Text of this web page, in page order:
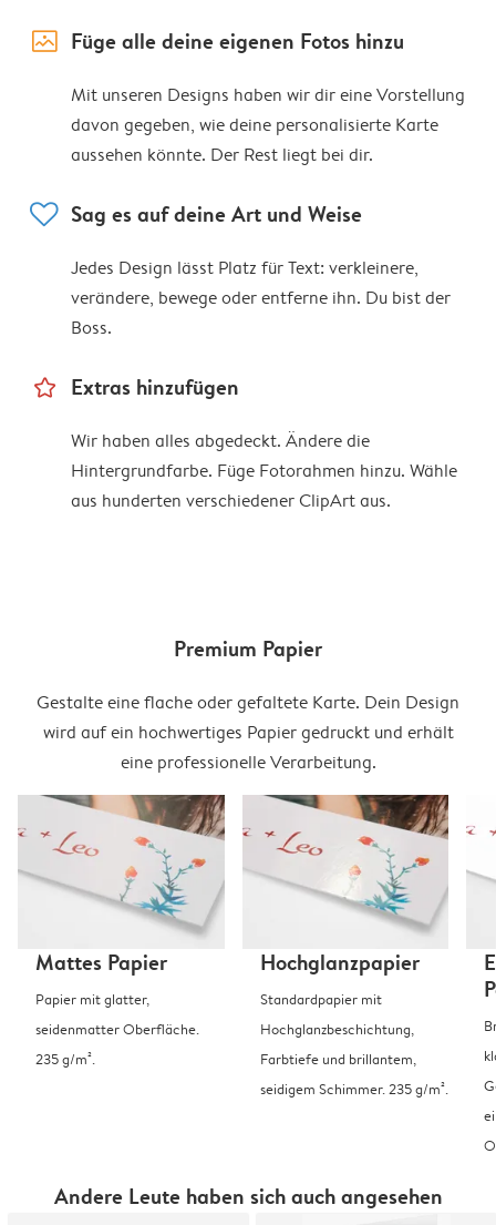
image_placeholder Füge alle deine eigenen Fotos hinzu
Mit unseren Designs haben wir dir eine Vorstellung
davon gegeben, wie deine personalisierte Karte
aussehen könnte. Der Rest liegt bei dir.
heart Sag es auf deine Art und Weise
Jedes Design lässt Platz für Text: verkleinere,
verändere, bewege oder entferne ihn. Du bist der
Boss.
star_outline Extras hinzufügen
Wir haben alles abgedeckt. Ändere die
Hintergrundfarbe. Füge Fotorahmen hinzu. Wähle
aus hunderten verschiedener ClipArt aus.
Premium Papier
Gestalte eine flache oder gefaltete Karte. Dein Design
wird auf ein hochwertiges Papier gedruckt und erhält
eine professionelle Verarbeitung.
Mattes Papier
Papier mit glatter,
seidenmatter Oberfläche.
235 g/m².
Hochglanzpapier
Standardpapier mit
Hochglanzbeschichtung,
Farbtiefe und brillantem,
seidigem Schimmer. 235 g/m².
Andere Leute haben sich auch angesehen